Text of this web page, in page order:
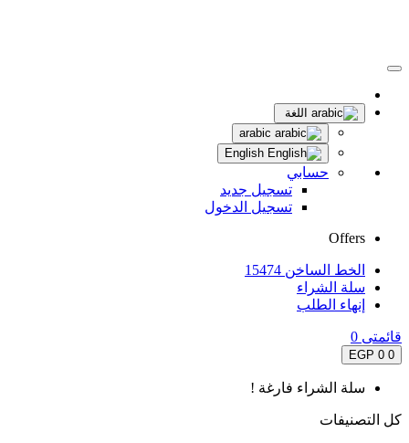
اللغة
حسابي
تسجيل جديد
تسجيل الدخول
Offers
الخط الساخن 15474
سلة الشراء
إنهاء الطلب
قائمتى 0
0
0 EGP
سلة الشراء فارغة !
كل التصنيفات